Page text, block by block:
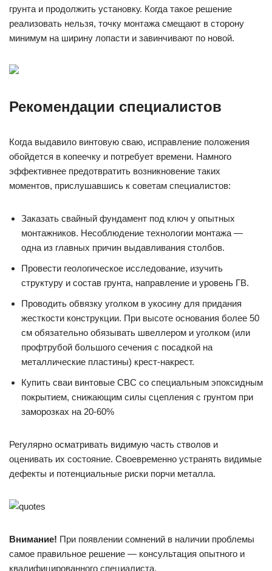
грунта и продолжить установку. Когда такое решение
реализовать нельзя, точку монтажа смещают в сторону
минимум на ширину лопасти и завинчивают по новой.
Рекомендации специалистов
Когда выдавило винтовую сваю, исправление положения
обойдется в копеечку и потребует времени. Намного
эффективнее предотвратить возникновение таких
моментов, прислушавшись к советам специалистов:
Заказать свайный фундамент под ключ у опытных
монтажников. Несоблюдение технологии монтажа —
одна из главных причин выдавливания столбов.
Провести геологическое исследование, изучить
структуру и состав грунта, направление и уровень ГВ.
Проводить обвязку уголком в укосину для придания
жесткости конструкции. При высоте основания более 50
см обязательно обязывать швеллером и уголком (или
профтрубой большого сечения с посадкой на
металлические пластины) крест-накрест.
Купить сваи винтовые СВС со специальным эпоксидным
покрытием, снижающим силы сцепления с грунтом при
заморозках на 20-60%
Регулярно осматривать видимую часть стволов и
оценивать их состояние. Своевременно устранять видимые
дефекты и потенциальные риски порчи металла.
Внимание! При появлении сомнений в наличии проблемы
самое правильное решение — консультация опытного и
квалифицированного специалиста.